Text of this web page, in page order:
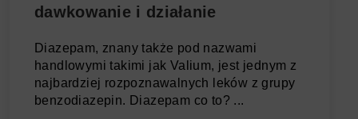
dawkowanie i działanie
Diazepam, znany także pod nazwami
handlowymi takimi jak Valium, jest jednym z
najbardziej rozpoznawalnych leków z grupy
benzodiazepin. Diazepam co to? ...